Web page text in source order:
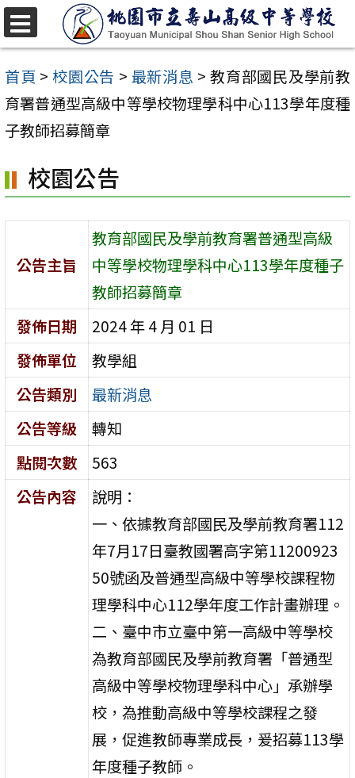
跳
至
主
要
內
區
首頁 > 校園公告 > 最新消息 > 教育部國民及學前教
育署普通型高級中等學校物理學科中心113學年度種
子教師招募簡章
校園公告
公告主旨
教育部國民及學前教育署普通型高級
中等學校物理學科中心113學年度種子
教師招募簡章
發佈日期
2024 年 4 月 01 日
發佈單位
教學組
公告類別
最新消息
公告等級
轉知
點閱次數
563
公告內容
說明：
一、依據教育部國民及學前教育署112
年7月17日臺教國署高字第11200923
50號函及普通型高級中等學校課程物
理學科中心112學年度工作計畫辦理。
二、臺中市立臺中第一高級中等學校
為教育部國民及學前教育署「普通型
高級中等學校物理學科中心」承辦學
校，為推動高級中等學校課程之發
展，促進教師專業成長，爰招募113學
年度種子教師。
選
單